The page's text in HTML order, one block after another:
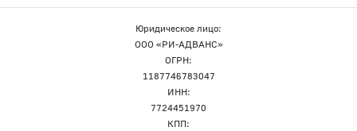
Юридическое лицо:
ООО «РИ-АДВАНС»
ОГРН:
1187746783047
ИНН:
7724451970
КПП: